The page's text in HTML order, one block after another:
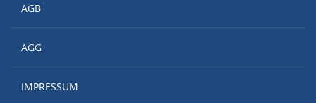
AGB
AGG
IMPRESSUM